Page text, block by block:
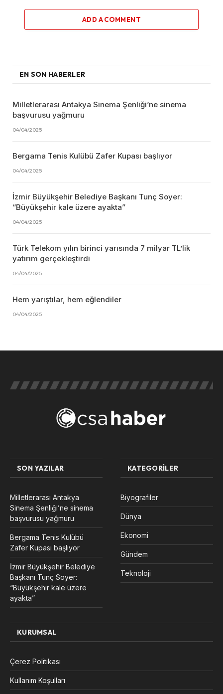
ADD A COMMENT
EN SON HABERLER
Milletlerarası Antakya Sinema Şenliği’ne sinema
başvurusu yağmuru
04/04/2025
Bergama Tenis Kulübü Zafer Kupası başlıyor
04/04/2025
İzmir Büyükşehir Belediye Başkanı Tunç Soyer:
“Büyükşehir kale üzere ayakta”
04/04/2025
Türk Telekom yılın birinci yarısında 7 milyar TL’lik
yatırım gerçekleştirdi
04/04/2025
Hem yarıştılar, hem eğlendiler
04/04/2025
SON YAZILAR
Milletlerarası Antakya
Sinema Şenliği’ne sinema
başvurusu yağmuru
Bergama Tenis Kulübü
Zafer Kupası başlıyor
İzmir Büyükşehir Belediye
Başkanı Tunç Soyer:
“Büyükşehir kale üzere
ayakta”
KATEGORILER
Biyografiler
Dünya
Ekonomi
Gündem
Teknoloji
KURUMSAL
Çerez Politikası
Kullanım Koşulları